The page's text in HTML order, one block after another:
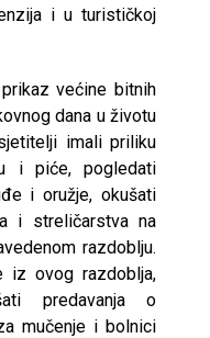
i u turističkoj
većine bitnih
dana u životu
imali priliku
i piće, pogledati
i oružje, okušati
i streličarstva na
razdoblju.
iz ovog razdoblja,
predavanja o
mučenje i bolnici